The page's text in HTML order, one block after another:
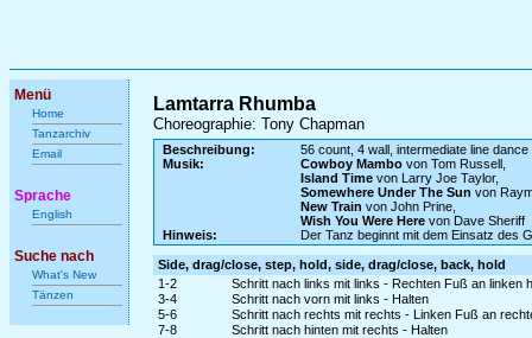
Menü
Home
Tanzarchiv
Email
Sprache
English
Suche nach
What's New
Tänzen
Lamtarra Rhumba
Choreographie: Tony Chapman
Beschreibung:
56 count, 4 wall, intermediate line dance
Musik:
Cowboy Mambovon Tom Russell,
Island Timevon Larry Joe Taylor,
Somewhere Under The Sun von
New Train von John Prine,
Wish You Were Herevon Dave Sheriff
Hinweis:
Der Tanz beginnt mit dem Einsatz des
Side, drag/close, step, hold, side, drag/close, back, hold
1-2
Schritt nach links mit links - Rechten Fuß an linken
3-4
Schritt nach vorn mit links - Halten
5-6
Schritt nach rechts mit rechts - Linken Fuß an
7-8
Schritt nach hinten mit rechts - Halten